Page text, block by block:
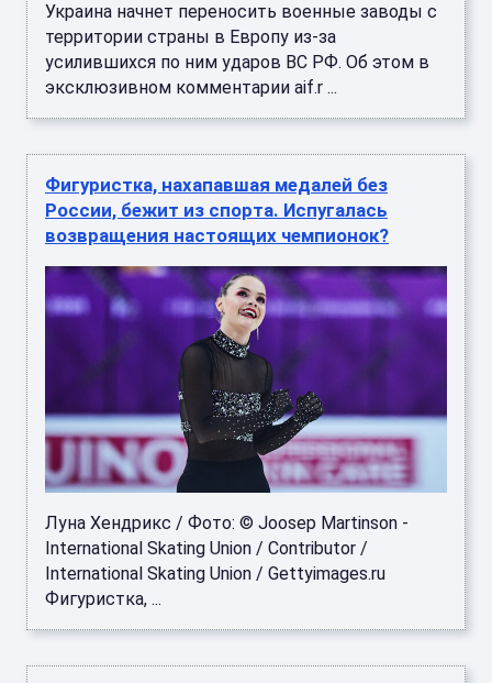
Украина начнет переносить военные заводы с
территории страны в Европу из-за
усилившихся по ним ударов ВС РФ. Об этом в
эксклюзивном комментарии aif.r ...
Фигуристка, нахапавшая медалей без
России, бежит из спорта. Испугалась
возвращения настоящих чемпионок?
Луна Хендрикс / Фото: © Joosep Martinson -
International Skating Union / Contributor /
International Skating Union / Gettyimages.ru
Фигуристка, ...